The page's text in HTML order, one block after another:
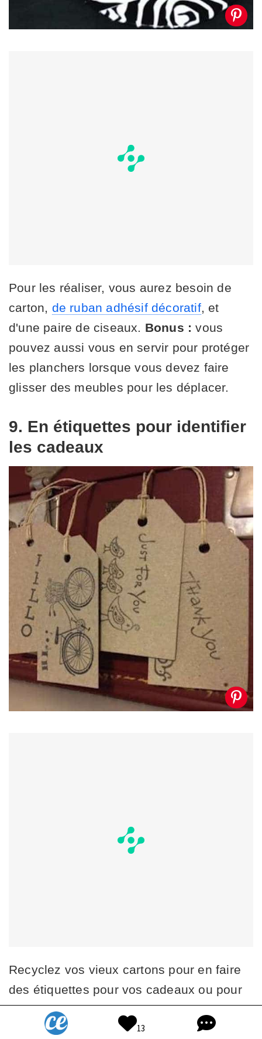
Pour les réaliser, vous aurez besoin de
carton, de ruban adhésif décoratif, et
d'une paire de ciseaux. Bonus : vous
pouvez aussi vous en servir pour protéger
les planchers lorsque vous devez faire
glisser des meubles pour les déplacer.
9. En étiquettes pour identifier
les cadeaux
Recyclez vos vieux cartons pour en faire
des étiquettes pour vos cadeaux ou pour
reconnaître vos dossiers. C'est gratuit et
écolo, sans parler de la petite touche
13